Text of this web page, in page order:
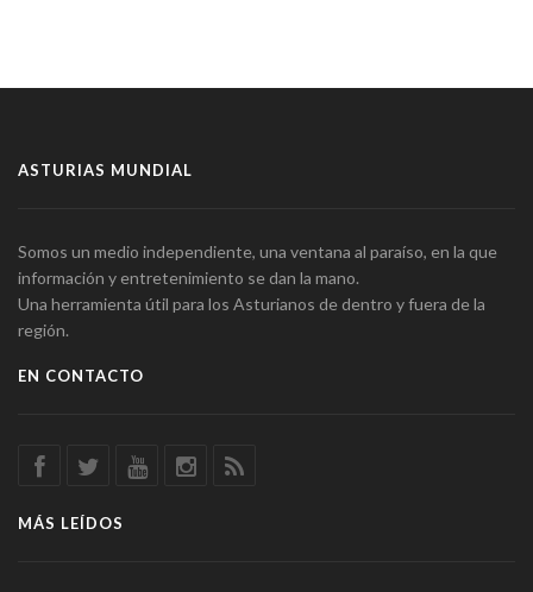
ASTURIAS MUNDIAL
Somos un medio independiente, una ventana al paraíso, en la que
información y entretenimiento se dan la mano.
Una herramienta útil para los Asturianos de dentro y fuera de la
región.
EN CONTACTO
MÁS LEÍDOS